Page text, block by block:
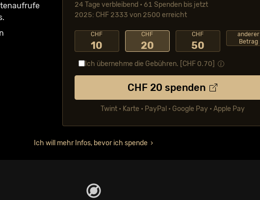
24 Tage verbleibend • 61 Spenden bis jetzt
2025: CHF 2333 von 2500 erreicht
CHF
10
CHF
20
CHF
50
anderer
Betrag
Ich übernehme die Gebühren. [CHF0.70
CHF 20 spenden
Twint • Karte • PayPal • Google Pay • Apple Pay
Ich will mehr Infos, bevor ich spende